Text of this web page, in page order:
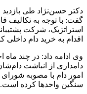
دکتر حسن‌نژاد طی
گفت: با توجه به تکالیف
اقدام به خرید دام
وی ادامه داد: در چند ماه
دامداری‌ از انباشت
امور دام با مصوبه
سنگین واحدها کرده است.